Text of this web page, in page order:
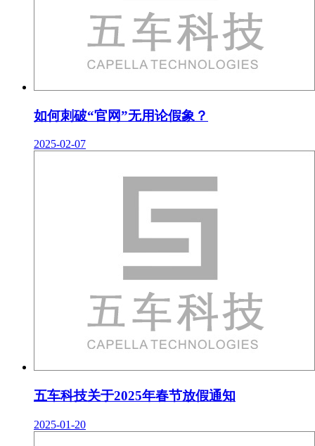
如何刺破“官网”无用论假象？
2025-02-07
五车科技关于2025年春节放假通知
2025-01-20